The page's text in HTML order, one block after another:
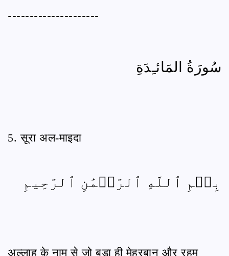
---------------------
سُورَةُ المَائـِدَةِ
5. सूरा अल-माइदा
بِسۡمِ ٱللَّهِ ٱلرَّحۡمَٰنِ ٱلرَّحِيمِ
अल्लाह के नाम से जो बड़ा ही मेहरबान और रहम